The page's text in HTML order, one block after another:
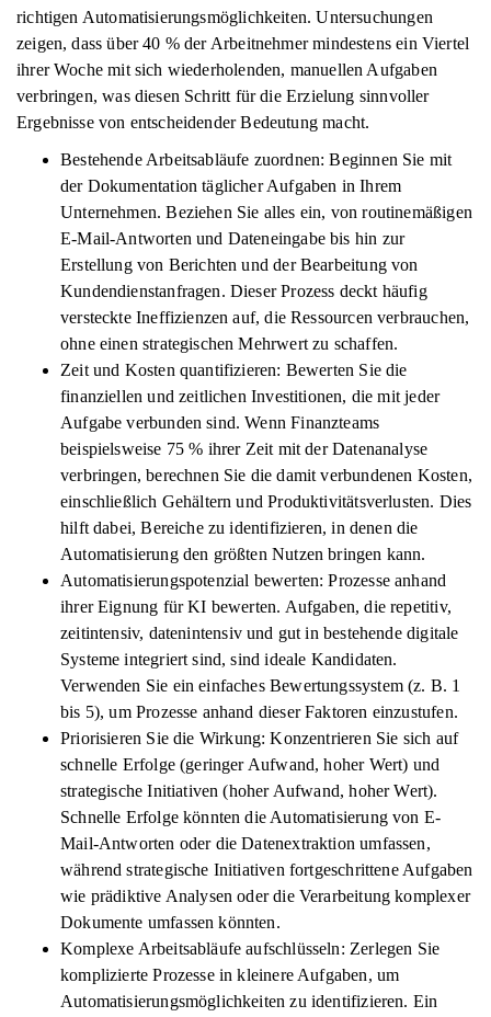
richtigen Automatisierungsmöglichkeiten. Untersuchungen
zeigen, dass über 40 % der Arbeitnehmer mindestens ein Viertel
ihrer Woche mit sich wiederholenden, manuellen Aufgaben
verbringen, was diesen Schritt für die Erzielung sinnvoller
Ergebnisse von entscheidender Bedeutung macht.
Bestehende Arbeitsabläufe zuordnen: Beginnen Sie mit
der Dokumentation täglicher Aufgaben in Ihrem
Unternehmen. Beziehen Sie alles ein, von routinemäßigen
E-Mail-Antworten und Dateneingabe bis hin zur
Erstellung von Berichten und der Bearbeitung von
Kundendienstanfragen. Dieser Prozess deckt häufig
versteckte Ineffizienzen auf, die Ressourcen verbrauchen,
ohne einen strategischen Mehrwert zu schaffen.
Zeit und Kosten quantifizieren: Bewerten Sie die
finanziellen und zeitlichen Investitionen, die mit jeder
Aufgabe verbunden sind. Wenn Finanzteams
beispielsweise 75 % ihrer Zeit mit der Datenanalyse
verbringen, berechnen Sie die damit verbundenen Kosten,
einschließlich Gehältern und Produktivitätsverlusten. Dies
hilft dabei, Bereiche zu identifizieren, in denen die
Automatisierung den größten Nutzen bringen kann.
Automatisierungspotenzial bewerten: Prozesse anhand
ihrer Eignung für KI bewerten. Aufgaben, die repetitiv,
zeitintensiv, datenintensiv und gut in bestehende digitale
Systeme integriert sind, sind ideale Kandidaten.
Verwenden Sie ein einfaches Bewertungssystem (z. B. 1
bis 5), um Prozesse anhand dieser Faktoren einzustufen.
Priorisieren Sie die Wirkung: Konzentrieren Sie sich auf
schnelle Erfolge (geringer Aufwand, hoher Wert) und
strategische Initiativen (hoher Aufwand, hoher Wert).
Schnelle Erfolge könnten die Automatisierung von E-
Mail-Antworten oder die Datenextraktion umfassen,
während strategische Initiativen fortgeschrittene Aufgaben
wie prädiktive Analysen oder die Verarbeitung komplexer
Dokumente umfassen könnten.
Komplexe Arbeitsabläufe aufschlüsseln: Zerlegen Sie
komplizierte Prozesse in kleinere Aufgaben, um
Automatisierungsmöglichkeiten zu identifizieren. Ein